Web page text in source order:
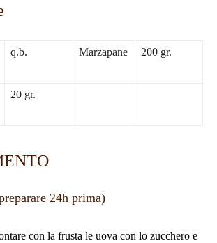
q.b. Marzapane 200 gr.
20 gr.
24h prima)
con la frusta le uova con lo zucchero e